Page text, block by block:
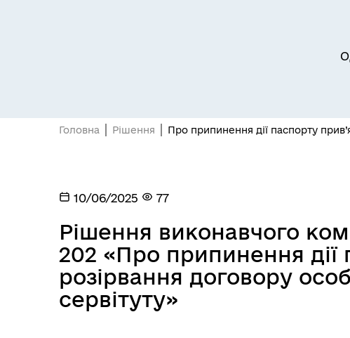
Засідання виконавчого
комітету
Головна Рішення Про припинення дії паспорту
10/06/2025 77
Рішення виконавчого
202 «Про припинення дії
розірвання договору
сервітуту»